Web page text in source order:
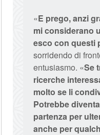
«E prego, anzi
mi considerano
esco con questi
sorridendo di
entusiasmo. «Se
ricerche
molto se li
Potrebbe
partenza per
anche per